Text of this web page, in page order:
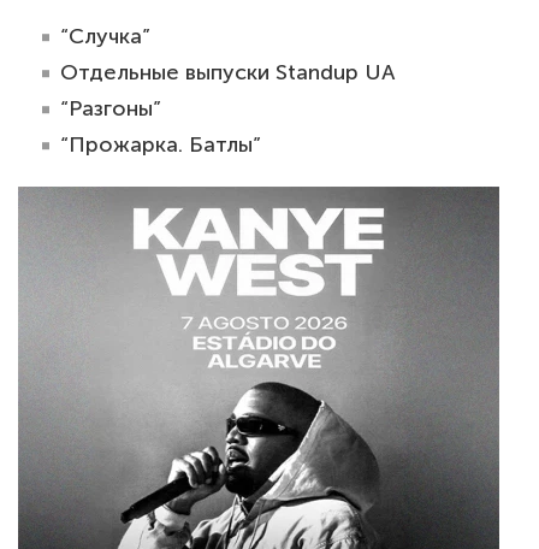
“Случка”
Отдельные выпуски Standup UA
“Разгоны”
“Прожарка. Батлы”